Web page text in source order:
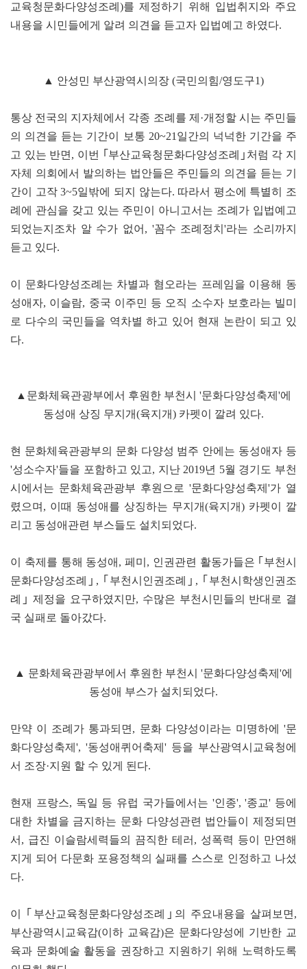
교육청문화다양성조례)를 제정하기 위해 입법취지와 주요
내용을 시민들에게 알려 의견을 듣고자 입법예고 하였다.
▲ 안성민 부산광역시의장 (국민의힘/영도구1)
통상 전국의 지자체에서 각종 조례를 제·개정할 시는 주민들
의 의견을 듣는 기간이 보통 20~21일간의 넉넉한 기간을 주
고 있는 반면, 이번 ｢부산교육청문화다양성조례｣처럼 각 지
자체 의회에서 발의하는 법안들은 주민들의 의견을 듣는 기
간이 고작 3~5일밖에 되지 않는다. 따라서 평소에 특별히 조
례에 관심을 갖고 있는 주민이 아니고서는 조례가 입법예고
되었는지조차 알 수가 없어, '꼼수 조례정치'라는 소리까지
듣고 있다.
이 문화다양성조례는 차별과 혐오라는 프레임을 이용해 동
성애자, 이슬람, 중국 이주민 등 오직 소수자 보호라는 빌미
로 다수의 국민들을 역차별 하고 있어 현재 논란이 되고 있
다.
▲문화체육관광부에서 후원한 부천시 '문화다양성축제'에
동성애 상징 무지개(육지개) 카펫이 깔려 있다.
현 문화체육관광부의 문화 다양성 범주 안에는 동성애자 등
'성소수자'들을 포함하고 있고, 지난 2019년 5월 경기도 부천
시에서는 문화체육관광부 후원으로 '문화다양성축제'가 열
렸으며, 이때 동성애를 상징하는 무지개(육지개) 카펫이 깔
리고 동성애관련 부스들도 설치되었다.
이 축제를 통해 동성애, 페미, 인권관련 활동가들은 ｢부천시
문화다양성조례｣, ｢부천시인권조례｣, ｢부천시학생인권조
례｣ 제정을 요구하였지만, 수많은 부천시민들의 반대로 결
국 실패로 돌아갔다.
▲ 문화체육관광부에서 후원한 부천시 '문화다양성축제'에
동성애 부스가 설치되었다.
만약 이 조례가 통과되면, 문화 다양성이라는 미명하에 '문
화다양성축제', '동성애퀴어축제' 등을 부산광역시교육청에
서 조장·지원 할 수 있게 된다.
현재 프랑스, 독일 등 유럽 국가들에서는 '인종', '종교' 등에
대한 차별을 금지하는 문화 다양성관련 법안들이 제정되면
서, 급진 이슬람세력들의 끔직한 테러, 성폭력 등이 만연해
지게 되어 다문화 포용정책의 실패를 스스로 인정하고 나섰
다.
이 ｢부산교육청문화다양성조례｣의 주요내용을 살펴보면,
부산광역시교육감(이하 교육감)은 문화다양성에 기반한 교
육과 문화예술 활동을 권장하고 지원하기 위해 노력하도록